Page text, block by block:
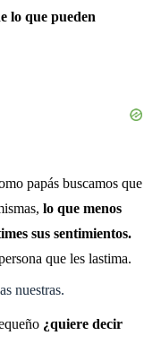
lo que pueden
papás buscamos que
lo que menos
sus sentimientos.
que les lastima.
nuestras.
¿quiere decir